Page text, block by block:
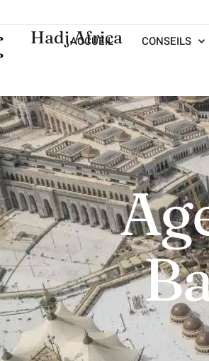
Hadj.Africa
ACCUEIL CONSEILS